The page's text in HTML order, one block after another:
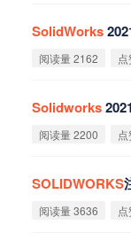
SolidWorks
阅读量 2162
Solidworks
阅读量 2200
SOLIDWORKS
阅读量 3636